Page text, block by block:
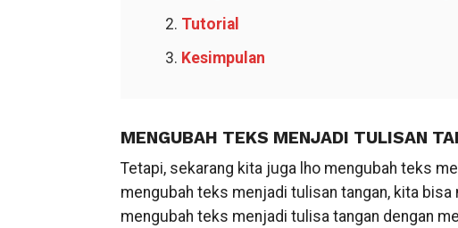
Tutorial
Kesimpulan
MENGUBAH TEKS MENJADI TULISAN
Tetapi, sekarang kita juga lho mengubah teks
mengubah teks menjadi tulisan tangan, kita
mengubah teks menjadi tulisa tangan dengan